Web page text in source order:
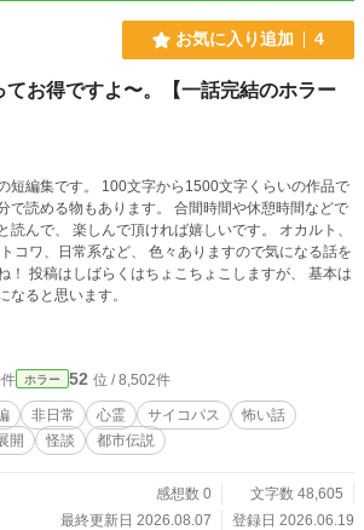
お気に入り追加 4
お得ですよ〜。【一話完結のホラー
短編集です。 100文字から1500文字くらいの作品で
で読める物もあります。 合間時間や休憩時間などで
んで、 楽しんで頂ければ嬉しいです。 オカルト、
コワ、日常系など、 色々ありますので気になる話を
ますが、 基本は
なると思います。
ホラー 52 位 / 8,502件
非日常 心霊 サイコパス
怖い話
開 怪談 都市伝説
感想数 0
文字数 48,605
最終更新日 2026.08.07
登録日 2026.06.19